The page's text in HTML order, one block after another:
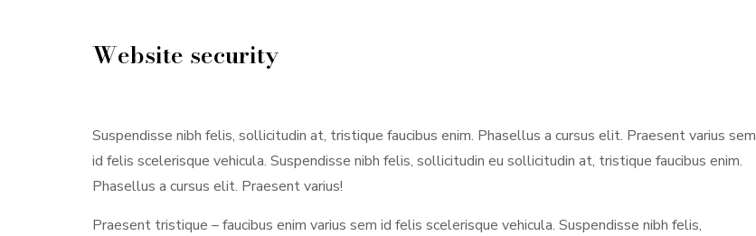
Website security
Suspendisse nibh felis, sollicitudin at, tristique faucibus enim. Phasellus a cursus elit. Praesent varius sem
id felis scelerisque vehicula. Suspendisse nibh felis, sollicitudin eu sollicitudin at, tristique faucibus enim.
Phasellus a cursus elit. Praesent varius!
Praesent tristique – faucibus enim varius sem id felis scelerisque vehicula. Suspendisse nibh felis,